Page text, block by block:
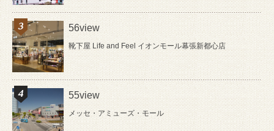
56view
靴下屋 Life and Feel イオンモール幕張新都心店
55view
メッセ・アミューズ・モール